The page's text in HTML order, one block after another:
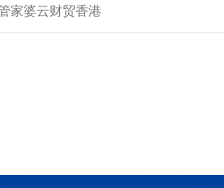
家婆云财贸香港